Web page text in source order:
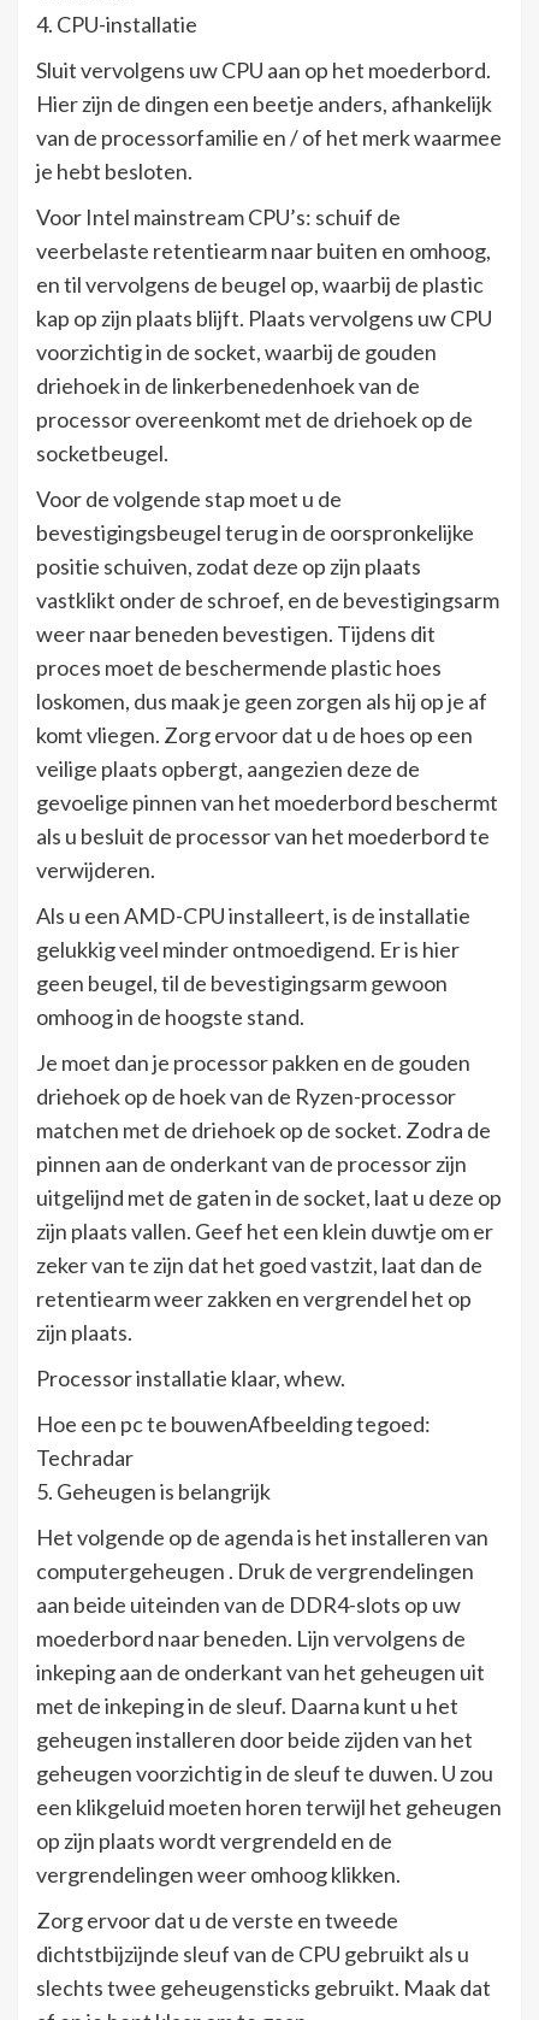
4. CPU-installatie
Sluit vervolgens uw CPU aan op het moederbord.
Hier zijn de dingen een beetje anders, afhankelijk
van de processorfamilie en / of het merk waarmee
je hebt besloten.
Voor Intel mainstream CPU’s: schuif de
veerbelaste retentiearm naar buiten en omhoog,
en til vervolgens de beugel op, waarbij de plastic
kap op zijn plaats blijft. Plaats vervolgens uw CPU
voorzichtig in de socket, waarbij de gouden
driehoek in de linkerbenedenhoek van de
processor overeenkomt met de driehoek op de
socketbeugel.
Voor de volgende stap moet u de
bevestigingsbeugel terug in de oorspronkelijke
positie schuiven, zodat deze op zijn plaats
vastklikt onder de schroef, en de bevestigingsarm
weer naar beneden bevestigen. Tijdens dit
proces moet de beschermende plastic hoes
loskomen, dus maak je geen zorgen als hij op je af
komt vliegen. Zorg ervoor dat u de hoes op een
veilige plaats opbergt, aangezien deze de
gevoelige pinnen van het moederbord beschermt
als u besluit de processor van het moederbord te
verwijderen.
Als u een AMD-CPU installeert, is de installatie
gelukkig veel minder ontmoedigend. Er is hier
geen beugel, til de bevestigingsarm gewoon
omhoog in de hoogste stand.
Je moet dan je processor pakken en de gouden
driehoek op de hoek van de Ryzen-processor
matchen met de driehoek op de socket. Zodra de
pinnen aan de onderkant van de processor zijn
uitgelijnd met de gaten in de socket, laat u deze op
zijn plaats vallen. Geef het een klein duwtje om er
zeker van te zijn dat het goed vastzit, laat dan de
retentiearm weer zakken en vergrendel het op
zijn plaats.
Processor installatie klaar, whew.
Hoe een pc te bouwenAfbeelding tegoed:
Techradar
5. Geheugen is belangrijk
Het volgende op de agenda is het installeren van
computergeheugen . Druk de vergrendelingen
aan beide uiteinden van de DDR4-slots op uw
moederbord naar beneden. Lijn vervolgens de
inkeping aan de onderkant van het geheugen uit
met de inkeping in de sleuf. Daarna kunt u het
geheugen installeren door beide zijden van het
geheugen voorzichtig in de sleuf te duwen. U zou
een klikgeluid moeten horen terwijl het geheugen
op zijn plaats wordt vergrendeld en de
vergrendelingen weer omhoog klikken.
Zorg ervoor dat u de verste en tweede
dichtstbijzijnde sleuf van de CPU gebruikt als u
slechts twee geheugensticks gebruikt. Maak dat